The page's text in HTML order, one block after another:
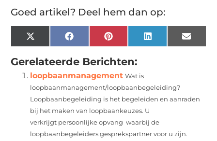
Goed artikel? Deel hem dan op:
X
(Twitter)
FacebookPinterest LinkedIn Email
Gerelateerde Berichten:
loopbaanmanagement Wat is
loopbaanmanagement/loopbaanbegeleiding?
Loopbaanbegeleiding is het begeleiden en aanraden
bij het maken van loopbaankeuzes. U
verkrijgt persoonlijke opvang waarbij de
loopbaanbegeleiders gesprekspartner voor u zijn.